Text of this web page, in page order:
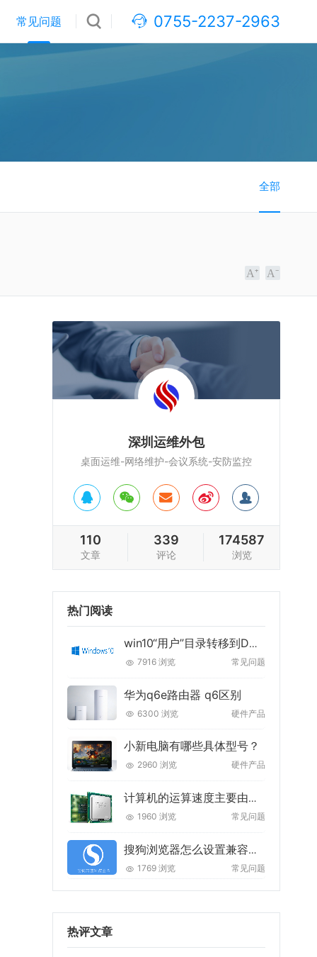
0755-2237-2963
常见问题
全部
深圳运维外包
桌面运维-网络维护-会议系统-安防监控
110
文章
339
评论
174587
浏览
热门阅读
win10“用户”目录转移到D盘的最佳方法
7916 浏览 常见问题
华为q6e路由器 q6区别
6300 浏览 硬件产品
小新电脑有哪些具体型号？
2960 浏览 硬件产品
计算机的运算速度主要由什么来决定的
1960 浏览 常见问题
搜狗浏览器怎么设置兼容模式
1769 浏览 常见问题
热评文章